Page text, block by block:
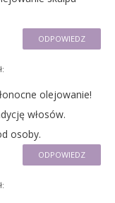
ODPOWIEDZ
olejowanie!
włosów.
osoby.
ODPOWIEDZ